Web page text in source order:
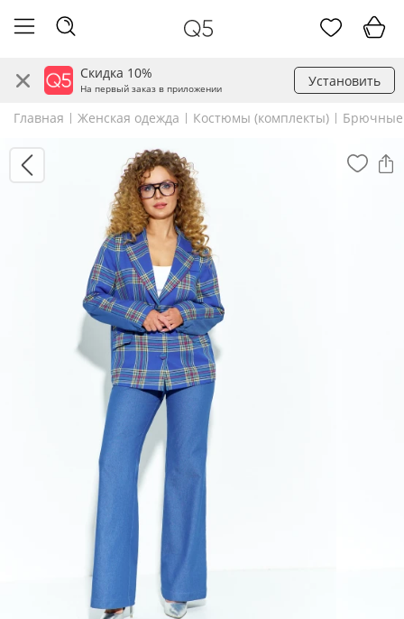
Скидка 10%
На первый заказ в приложении Установить
Главная Женская одежда Костюмы (комплекты)